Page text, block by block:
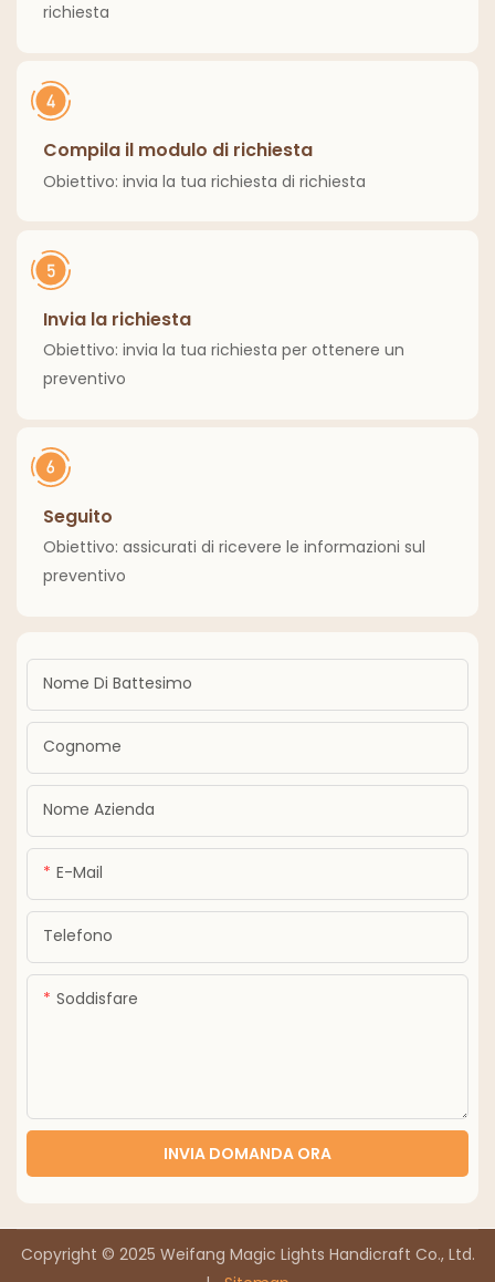
richiesta
Compila il modulo di richiesta
Obiettivo: invia la tua richiesta di richiesta
Invia la richiesta
Obiettivo: invia la tua richiesta per ottenere un
preventivo
Seguito
Obiettivo: assicurati di ricevere le informazioni sul
preventivo
Nome Di Battesimo
Cognome
Nome Azienda
E-Mail
Telefono
Soddisfare
INVIA DOMANDA ORA
Copyright © 2025 Weifang Magic Lights Handicraft Co., Ltd.